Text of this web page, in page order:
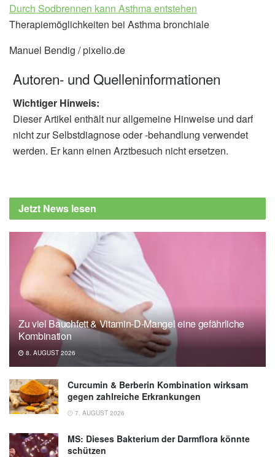
Durch Sodbrennen kann Asthma entstehen
Therapiemöglichkeiten bei Asthma bronchiale
Manuel Bendig / pixelio.de
Autoren- und Quelleninformationen
Wichtiger Hinweis:
Dieser Artikel enthält nur allgemeine Hinweise und darf
nicht zur Selbstdiagnose oder -behandlung verwendet
werden. Er kann einen Arztbesuch nicht ersetzen.
Jetzt News lesen
Zu viel Bauchfett & Vitamin-D-Mangel eine gefährliche
Kombination
8. AUGUST 2026
Curcumin & Berberin Kombination wirksam
gegen zahlreiche Erkrankungen
7. AUGUST 2026
MS: Dieses Bakterium der Darmflora könnte
schützen